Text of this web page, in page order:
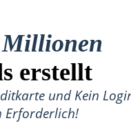
erstellt
und Kein
Erforderlich!